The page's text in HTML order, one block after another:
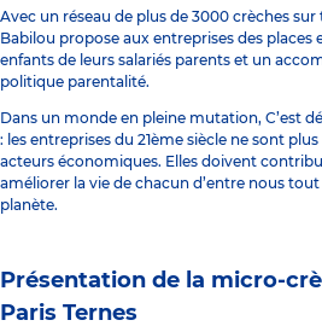
Avec un réseau de plus de 3000 crèches sur
Babilou propose aux entreprises des places
enfants de leurs salariés parents et un
politique parentalité.
Dans un monde en pleine mutation, C’est
: les entreprises du 21ème siècle ne sont
acteurs économiques. Elles doivent
améliorer la vie de chacun d’entre nous
planète.
Présentation de la micro-
Paris Ternes